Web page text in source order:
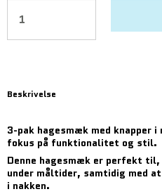
Beskrivelse
3-pak hagesmæk med knapper i
fokus på funktionalitet og stil.
Denne hagesmæk er perfekt
under måltider, samtidig med
i nakken.